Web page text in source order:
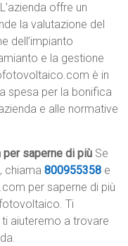
offre un
la valutazione del
dell’impianto
e la gestione
è in
spesa per la bonifica
e alle normative
saperne di più Se
chiama800955358 e
per saperne di più
Ti
aiuteremo a trovare